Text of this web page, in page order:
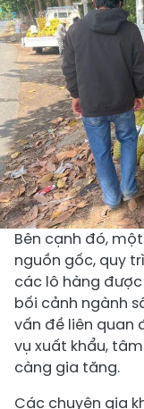
Bên cạnh đó,
nguồn gốc, quy
các lô hàng
bối cảnh ngành
vấn đề liên quan
vụ xuất khẩu,
càng gia tăng.
Các chuyên gia